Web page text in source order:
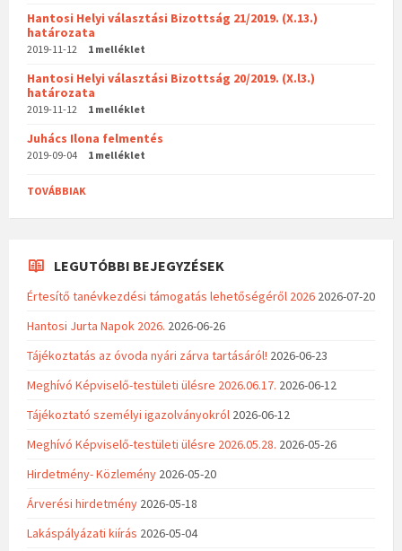
Hantosi Helyi választási Bizottság 21/2019. (X.13.)
határozata
2019-11-12 1 melléklet
Hantosi Helyi választási Bizottság 20/2019. (X.l3.)
határozata
2019-11-12 1 melléklet
Juhács Ilona felmentés
2019-09-04 1 melléklet
TOVÁBBIAK
LEGUTÓBBI BEJEGYZÉSEK
Értesítő tanévkezdési támogatás lehetőségéről 2026 2026-07-20
Hantosi Jurta Napok 2026. 2026-06-26
Tájékoztatás az óvoda nyári zárva tartásáról! 2026-06-23
Meghívó Képviselő-testületi ülésre 2026.06.17. 2026-06-12
Tájékoztató személyi igazolványokról 2026-06-12
Meghívó Képviselő-testületi ülésre 2026.05.28. 2026-05-26
Hirdetmény- Közlemény 2026-05-20
Árverési hirdetmény 2026-05-18
Lakáspályázati kiírás 2026-05-04